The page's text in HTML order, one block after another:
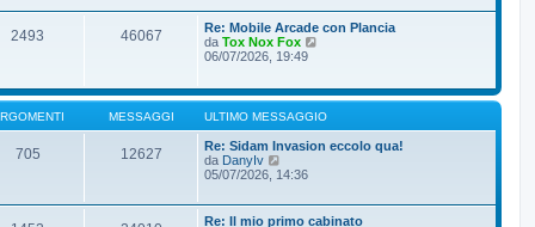
o
a
g
g
i
m
e
s
a
g
g
i
o
2493 46067
Re: Mobile Arcade con Plancia
da Tox Nox Fox
u
l
i
m
06/07/2026, 19:49
MESSAGGI ULTIMO MESSAGGIO
705 12627
Re: Sidam Invasion eccolo qua!
da DanyIv
e
i
u
05/07/2026, 14:36
Re: Il mio primo cabinato